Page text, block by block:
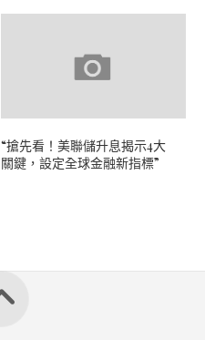
“搶先看！美聯儲升息揭示4大
關鍵，設定全球金融新指標”